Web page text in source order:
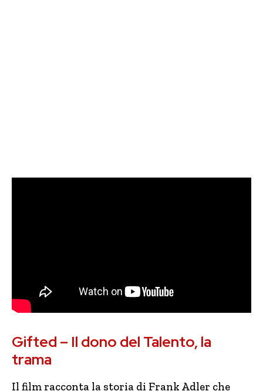
Gifted – Il dono del Talento, la
trama
Il film racconta la storia di Frank Adler che